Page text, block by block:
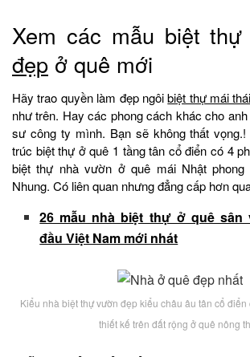
Xem các mẫu biệt thự
đẹp ở quê mới
Hãy trao quyền làm đẹp ngôibiệt thự mái thái
như trên. Hay các phong cách khác cho
sư công ty mình. Bạn sẽ không thất
trúc biệt thự ở quê 1 tầng tân cổ điển có 4
biệt thự nhà vườn ở quê mái Nhật
Nhung. Có liên quan nhưng đẳng cấp hơn
26 mẫu nhà biệt thự ở quê sân
đầu Việt Nam mới nhát
Kiểu nhà biệt thự vườn đẹp kiểu châu âu tân cổ
thiết kế trên đất rộng ở quê nông